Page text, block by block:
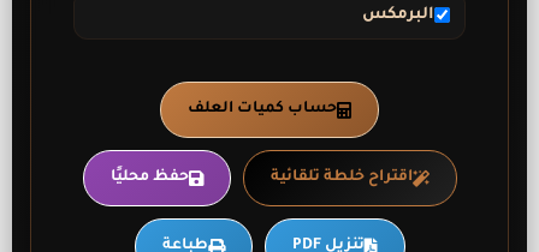
البرمكس
حساب كميات العلف
اقتراح خلطة تلقائية حفظ محليًا
تنزيل PDF طباعة